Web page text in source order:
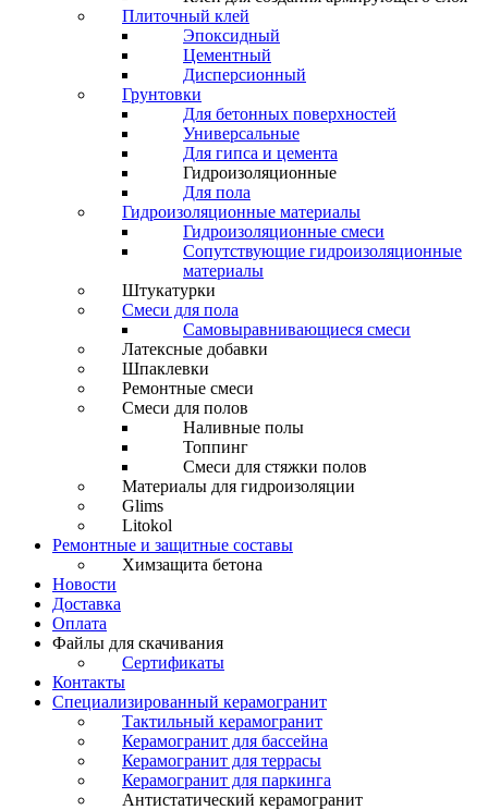
Плиточный клей
Эпоксидный
Цементный
Дисперсионный
Грунтовки
Для бетонных поверхностей
Универсальные
Для гипса и цемента
Гидроизоляционные
Для пола
Гидроизоляционные материалы
Гидроизоляционные смеси
Сопутствующие гидроизоляционные
материалы
Штукатурки
Смеси для пола
Самовыравнивающиеся смеси
Латексные добавки
Шпаклевки
Ремонтные смеси
Смеси для полов
Наливные полы
Топпинг
Смеси для стяжки полов
Материалы для гидроизоляции
Glims
Litokol
Ремонтные и защитные составы
Химзащита бетона
Новости
Доставка
Оплата
Файлы для скачивания
Сертификаты
Контакты
Специализированный керамогранит
Тактильный керамогранит
Керамогранит для бассейна
Керамогранит для террасы
Керамогранит для паркинга
Антистатический керамогранит